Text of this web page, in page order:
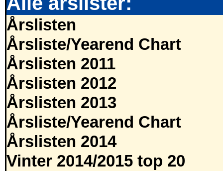
Årslisten
Årsliste/Yearend Chart
Årslisten 2011
Årslisten 2012
Årslisten 2013
Årsliste/Yearend Chart
Årslisten 2014
Vinter 2014/2015 top 20